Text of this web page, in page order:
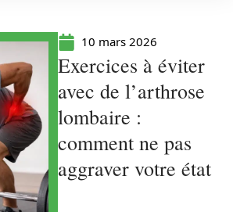
10 mars 2026
Exercices à éviter
avec de l’arthrose
lombaire :
comment ne pas
aggraver votre état